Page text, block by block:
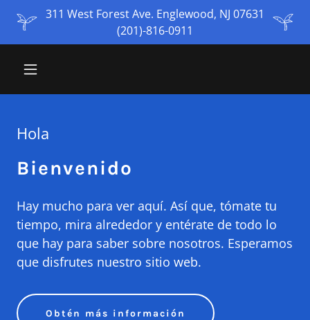
311 West Forest Ave. Englewood, NJ 07631
(201)-816-0911
Hola
Bienvenido
Hay mucho para ver aquí. Así que, tómate tu
tiempo, mira alrededor y entérate de todo lo
que hay para saber sobre nosotros. Esperamos
que disfrutes nuestro sitio web.
Obtén más información